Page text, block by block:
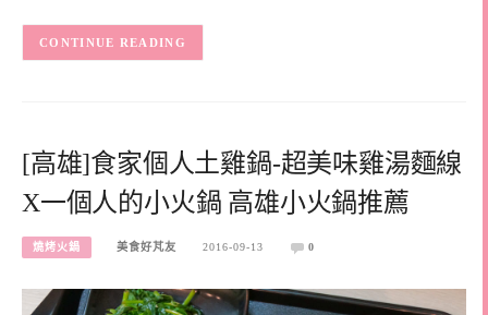
CONTINUE READING
[高雄]食家個人土雞鍋-超美味雞湯麵線
X一個人的小火鍋 高雄小火鍋推薦
燒烤火鍋 美食好芃友 2016-09-13 0